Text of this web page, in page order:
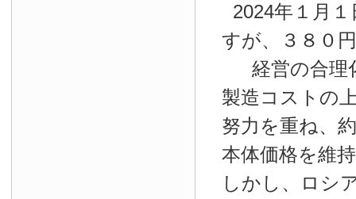
2024年１月１
すが、３８０
経営の合理
製造コストの
努力を重ね、
本体価格を維
しかし、ロシ